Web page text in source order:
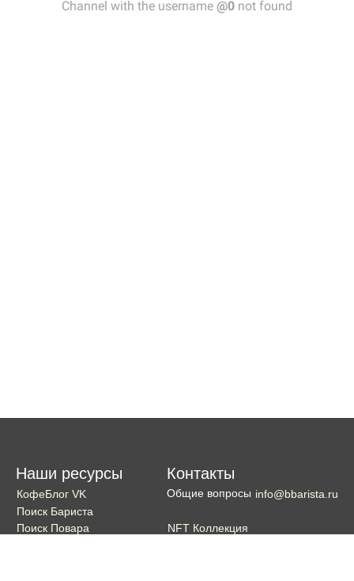
Наши ресурсы
КофеБлог VK
Поиск Бариста
Поиск Повара
Контакты
Общие вопросы info@bbarista.ru
NFT Коллекция